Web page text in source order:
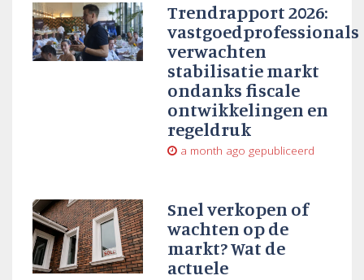
Trendrapport 2026:
vastgoedprofessionals
verwachten
stabilisatie markt
ondanks fiscale
ontwikkelingen en
regeldruk
a month ago gepubliceerd
Snel verkopen of
wachten op de
markt? Wat de
actuele